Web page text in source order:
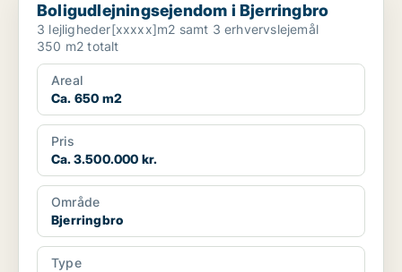
Boligudlejningsejendom i Bjerringbro
3 lejligheder[xxxxx]m2 samt 3 erhvervslejemål
350 m2 totalt
Areal
Ca. 650 m2
Pris
Ca. 3.500.000 kr.
Område
Bjerringbro
Type